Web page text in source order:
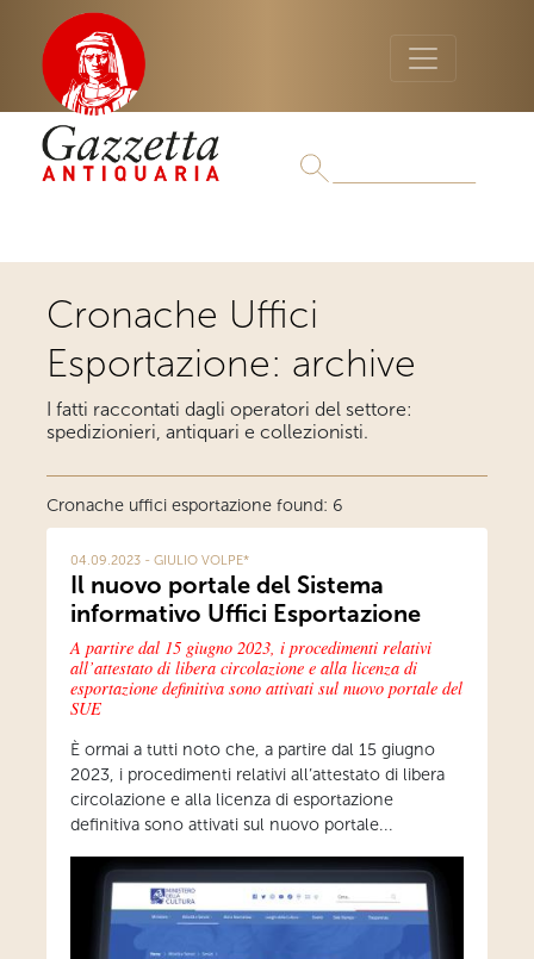
Cronache Uffici
Esportazione: archive
I fatti raccontati dagli operatori del settore:
spedizionieri, antiquari e collezionisti.
Cronache uffici esportazione found: 6
04.09.2023 - GIULIO VOLPE*
Il nuovo portale del Sistema
informativo Uffici Esportazione
A partire dal 15 giugno 2023, i procedimenti relativi
all’attestato di libera circolazione e alla licenza di
esportazione definitiva sono attivati sul nuovo portale del
SUE
È ormai a tutti noto che, a partire dal 15 giugno
2023, i procedimenti relativi all’attestato di libera
circolazione e alla licenza di esportazione
definitiva sono attivati sul nuovo portale...